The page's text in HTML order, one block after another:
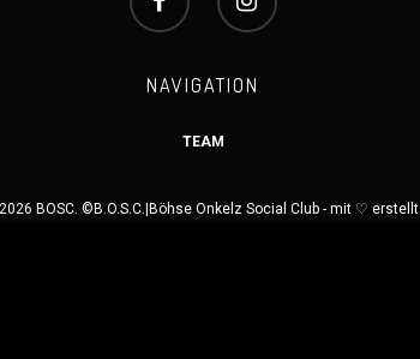
NAVIGATION
TEAM
BOSC. ©B.O.S.C.|Böhse Onkelz Social Club - mit ♡ erstellt.